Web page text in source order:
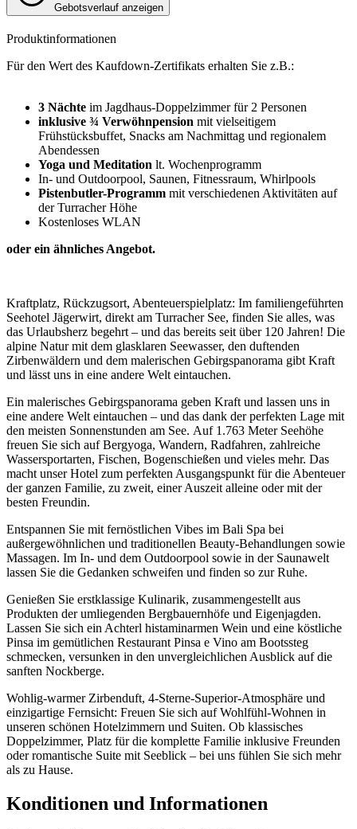
Gebotsverlauf anzeigen
Produktinformationen
Für den Wert des Kaufdown-Zertifikats erhalten Sie z.B.:
3 Nächte im Jagdhaus-Doppelzimmer für 2 Personen
inklusive ¾ Verwöhnpension mit vielseitigem
Frühstücksbuffet, Snacks am Nachmittag und regionalem
Abendessen
Yoga und Meditation lt. Wochenprogramm
In- und Outdoorpool, Saunen, Fitnessraum, Whirlpools
Pistenbutler-Programm mit verschiedenen Aktivitäten auf
der Turracher Höhe
Kostenloses WLAN
oder ein ähnliches Angebot.
Kraftplatz, Rückzugsort, Abenteuerspielplatz: Im familiengeführten
Seehotel Jägerwirt, direkt am Turracher See, finden Sie alles, was
das Urlaubsherz begehrt – und das bereits seit über 120 Jahren! Die
alpine Natur mit dem glasklaren Seewasser, den duftenden
Zirbenwäldern und dem malerischen Gebirgspanorama gibt Kraft
und lässt uns in eine andere Welt eintauchen.
Ein malerisches Gebirgspanorama geben Kraft und lassen uns in
eine andere Welt eintauchen – und das dank der perfekten Lage mit
den meisten Sonnenstunden am See. Auf 1.763 Meter Seehöhe
freuen Sie sich auf Bergyoga, Wandern, Radfahren, zahlreiche
Wassersportarten, Fischen, Bogenschießen und vieles mehr. Das
macht unser Hotel zum perfekten Ausgangspunkt für die Abenteuer
der ganzen Familie, zu zweit, einer Auszeit alleine oder mit der
besten Freundin.
Entspannen Sie mit fernöstlichen Vibes im Bali Spa bei
außergewöhnlichen und traditionellen Beauty-Behandlungen sowie
Massagen. Im In- und dem Outdoorpool sowie in der Saunawelt
lassen Sie die Gedanken schweifen und finden so zur Ruhe.
Genießen Sie erstklassige Kulinarik, zusammengestellt aus
Produkten der umliegenden Bergbauernhöfe und Eigenjagden.
Lassen Sie sich ein Achterl histaminarmen Wein und eine köstliche
Pinsa im gemütlichen Restaurant Pinsa e Vino am Bootssteg
schmecken, versunken in den unvergleichlichen Ausblick auf die
sanften Nockberge.
Wohlig-warmer Zirbenduft, 4-Sterne-Superior-Atmosphäre und
einzigartige Fernsicht: Freuen Sie sich auf Wohlfühl-Wohnen in
unseren schönen Hotelzimmern und Suiten. Ob klassisches
Doppelzimmer, Platz für die komplette Familie inklusive Freunden
oder romantische Suite mit Seeblick – bei uns fühlen Sie sich mehr
als zu Hause.
Konditionen und Informationen